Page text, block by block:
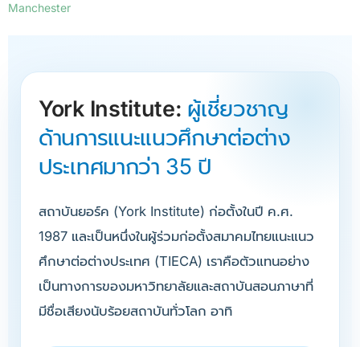
Manchester
York Institute: ผู้เชี่ยวชาญ
ด้านการแนะแนวศึกษาต่อต่าง
ประเทศมากว่า 35 ปี
สถาบันยอร์ค (York Institute) ก่อตั้งในปี ค.ศ.
1987 และเป็นหนึ่งในผู้ร่วมก่อตั้งสมาคมไทยแนะแนว
ศึกษาต่อต่างประเทศ (TIECA) เราคือตัวแทนอย่าง
เป็นทางการของมหาวิทยาลัยและสถาบันสอนภาษาที่
มีชื่อเสียงนับร้อยสถาบันทั่วโลก อาทิ